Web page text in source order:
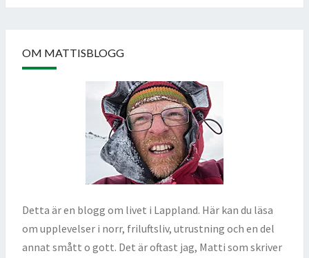
OM MATTISBLOGG
Detta är en blogg om livet i Lappland. Här kan du läsa
om upplevelser i norr, friluftsliv, utrustning och en del
annat smått o gott. Det är oftast jag, Matti som skriver